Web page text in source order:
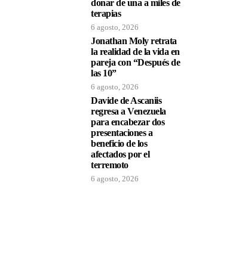
donar de una a miles de
terapias
6 agosto, 2026
Jonathan Moly retrata
la realidad de la vida en
pareja con “Después de
las 10”
6 agosto, 2026
Davide de Ascaniis
regresa a Venezuela
para encabezar dos
presentaciones a
beneficio de los
afectados por el
terremoto
6 agosto, 2026